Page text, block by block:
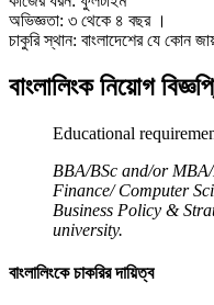
অভিজ্ঞতা: ৩ থেকে ৪ বছর ।
চাকুরি স্থান: বাংলাদেশের যে কোন
বাংলালিংক নিয়োগ
Educational
BBA/BSc and/or
Finance/ Computer
Business Policy &
university.
বাংলালিংকে চাকরির দায়িত্ব